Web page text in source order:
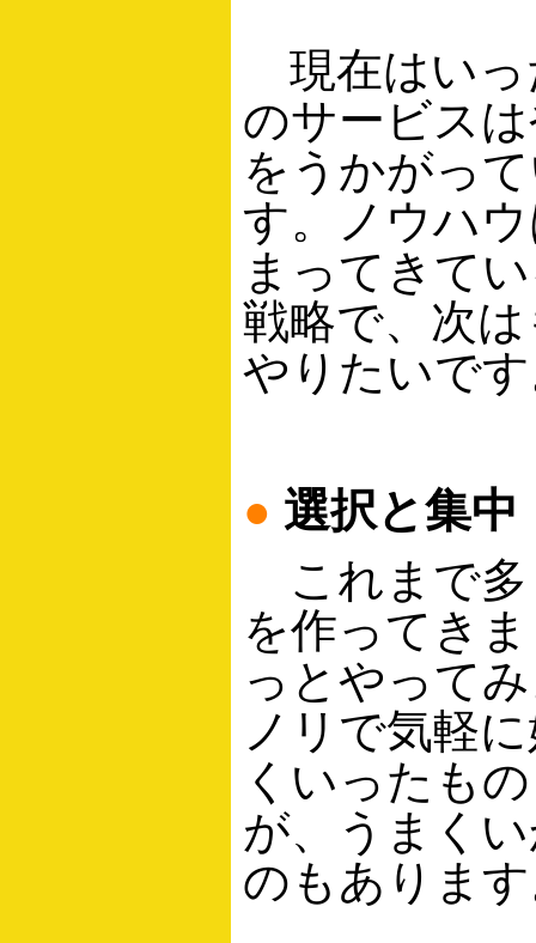
現在はいっ
のサービス
をうかがっ
す。ノウハ
まってきて
戦略で、次
やりたいで
● 選択と集中
これまで多
を作ってき
っとやって
ノリで気軽
くいったも
が、うまく
のもありま